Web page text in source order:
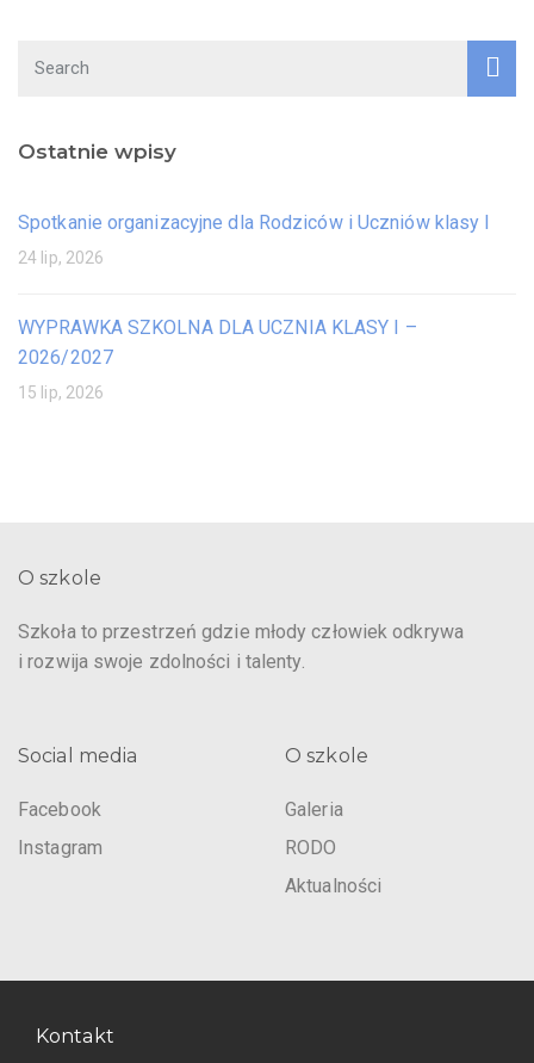
Ostatnie wpisy
Spotkanie organizacyjne dla Rodziców i Uczniów klasy I
24 lip, 2026
WYPRAWKA SZKOLNA DLA UCZNIA KLASY I –
2026/2027
15 lip, 2026
O szkole
Szkoła to przestrzeń gdzie młody człowiek odkrywa
i rozwija swoje zdolności i talenty.
Social media
Facebook
Instagram
O szkole
Galeria
RODO
Aktualności
Kontakt